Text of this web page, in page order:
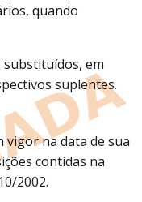
quando
substituídos, em
suplentes.
vigor na data de sua
contidas na
2002.